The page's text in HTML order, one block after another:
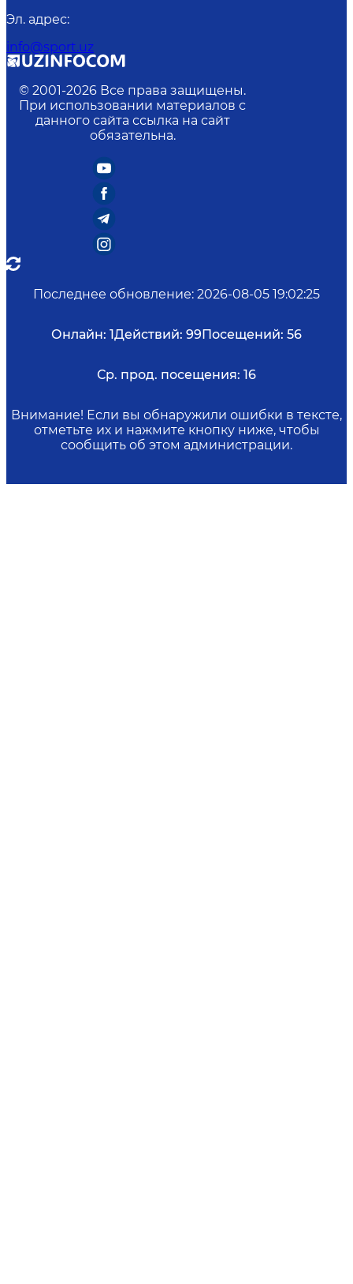
Эл. адрес:
info@sport.uz
© 2001-2026 Все права защищены.
При использовании материалов с
данного сайта ссылка на сайт
обязательна.
Последнее обновление: 2026-08-05 19:02:25
Онлайн: 1Действий: 99Посещений: 56
Ср. прод. посещения: 16
Внимание! Если вы обнаружили ошибки в тексте,
отметьте их и нажмите кнопку ниже, чтобы
сообщить об этом администрации.